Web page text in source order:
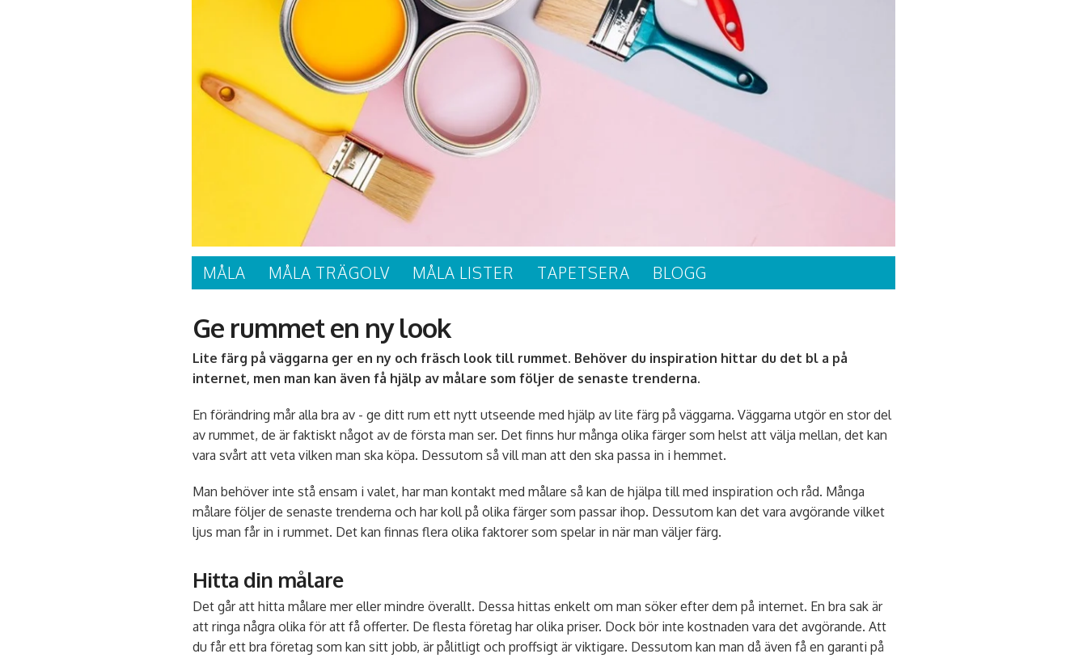
MÅLA MÅLA TRÄGOLV MÅLA LISTER TAPETSERA BLOGG
Ge rummet en ny look
Lite färg på väggarna ger en ny och fräsch look till rummet. Behöver du inspiration hittar du det bl a på
internet, men man kan även få hjälp av målare som följer de senaste trenderna.
En förändring mår alla bra av - ge ditt rum ett nytt utseende med hjälp av lite färg på väggarna. Väggarna utgör en stor del
av rummet, de är faktiskt något av de första man ser. Det finns hur många olika färger som helst att välja mellan, det kan
vara svårt att veta vilken man ska köpa. Dessutom så vill man att den ska passa in i hemmet.
Man behöver inte stå ensam i valet, har man kontakt med målare så kan de hjälpa till med inspiration och råd. Många
målare följer de senaste trenderna och har koll på olika färger som passar ihop. Dessutom kan det vara avgörande vilket
ljus man får in i rummet. Det kan finnas flera olika faktorer som spelar in när man väljer färg.
Hitta din målare
Det går att hitta målare mer eller mindre överallt. Dessa hittas enkelt om man söker efter dem på internet. En bra sak är
att ringa några olika för att få offerter. De flesta företag har olika priser. Dock bör inte kostnaden vara det avgörande. Att
du får ett bra företag som kan sitt jobb, är pålitligt och proffsigt är viktigare. Dessutom kan man då även få en garanti på